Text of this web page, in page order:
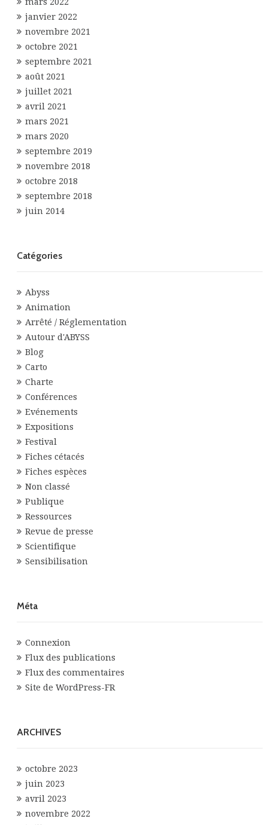
janvier 2022
novembre 2021
octobre 2021
septembre 2021
août 2021
juillet 2021
avril 2021
mars 2021
mars 2020
septembre 2019
novembre 2018
octobre 2018
septembre 2018
juin 2014
Catégories
Abyss
Animation
Arrêté / Réglementation
Autour d'ABYSS
Blog
Carto
Charte
Conférences
Evénements
Expositions
Festival
Fiches cétacés
Fiches espèces
Non classé
Publique
Ressources
Revue de presse
Scientifique
Sensibilisation
Méta
Connexion
Flux des publications
Flux des commentaires
Site de WordPress-FR
ARCHIVES
octobre 2023
juin 2023
avril 2023
novembre 2022